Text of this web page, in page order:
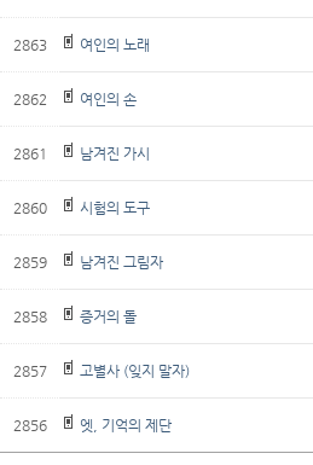
2863 여인의 노래
2862 여인의 손
2861 남겨진 가시
2860 시험의 도구
2859 남겨진 그림자
2858 증거의 돌
2857 고별사 (잊지 말자)
2856 엣, 기억의 제단